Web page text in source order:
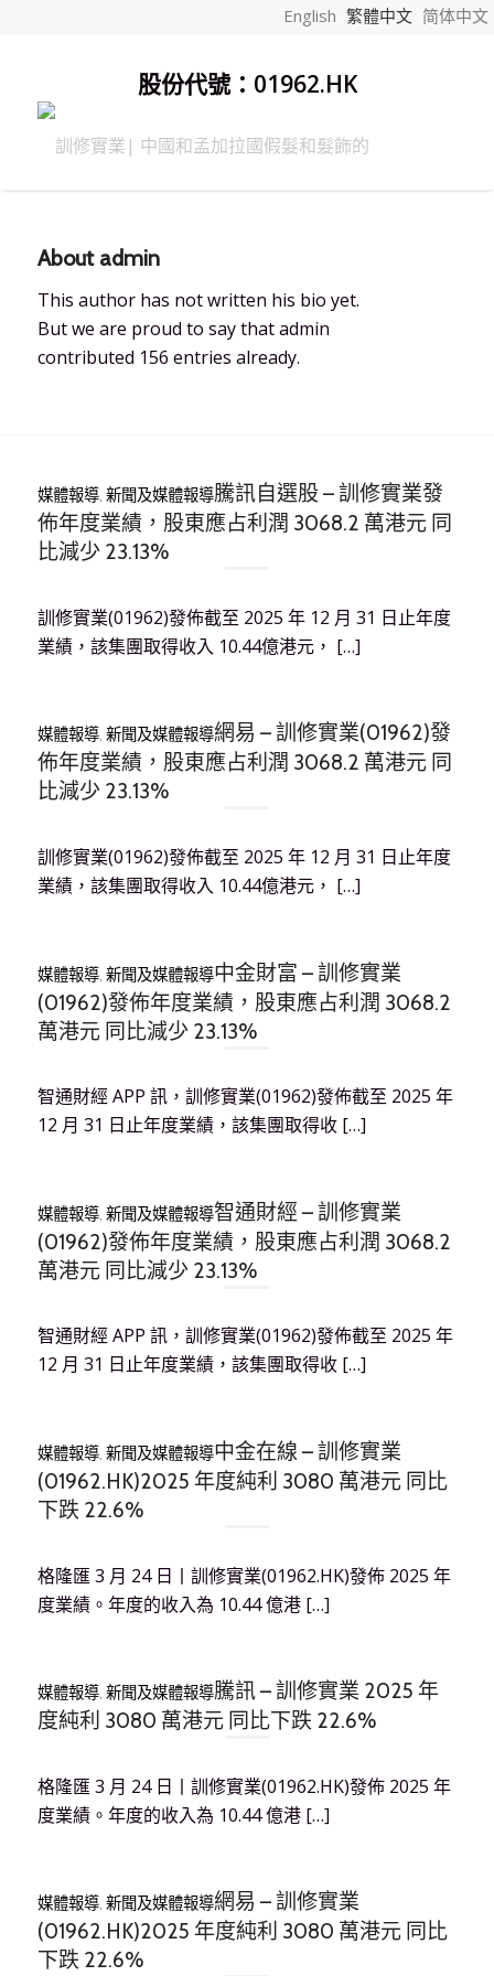
English 繁體中文 简体中文
股份代號：01962.HK
About admin
This author has not written his bio yet.
But we are proud to say thatadmin
contributed 156 entries already.
媒體報導, 新聞及媒體報導騰訊自選股 – 訓修實業發
佈年度業績，股東應占利潤 3068.2 萬港元 同
比減少 23.13%
訓修實業(01962)發佈截至 2025 年 12 月 31 日止年度
業績，該集團取得收入 10.44億港元， […]
媒體報導, 新聞及媒體報導網易 – 訓修實業(01962)發
佈年度業績，股東應占利潤 3068.2 萬港元 同
比減少 23.13%
訓修實業(01962)發佈截至 2025 年 12 月 31 日止年度
業績，該集團取得收入 10.44億港元， […]
媒體報導, 新聞及媒體報導中金財富 – 訓修實業
(01962)發佈年度業績，股東應占利潤 3068.2
萬港元 同比減少 23.13%
智通財經 APP 訊，訓修實業(01962)發佈截至 2025 年
12 月 31 日止年度業績，該集團取得收 […]
媒體報導, 新聞及媒體報導智通財經 – 訓修實業
(01962)發佈年度業績，股東應占利潤 3068.2
萬港元 同比減少 23.13%
智通財經 APP 訊，訓修實業(01962)發佈截至 2025 年
12 月 31 日止年度業績，該集團取得收 […]
媒體報導, 新聞及媒體報導中金在線 – 訓修實業
(01962.HK)2025 年度純利 3080 萬港元 同比
下跌 22.6%
格隆匯 3 月 24 日丨訓修實業(01962.HK)發佈 2025 年
度業績。年度的收入為 10.44 億港 […]
媒體報導, 新聞及媒體報導騰訊 – 訓修實業 2025 年
度純利 3080 萬港元 同比下跌 22.6%
格隆匯 3 月 24 日丨訓修實業(01962.HK)發佈 2025 年
度業績。年度的收入為 10.44 億港 […]
媒體報導, 新聞及媒體報導網易 – 訓修實業
(01962.HK)2025 年度純利 3080 萬港元 同比
下跌 22.6%